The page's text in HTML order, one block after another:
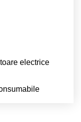
electrice